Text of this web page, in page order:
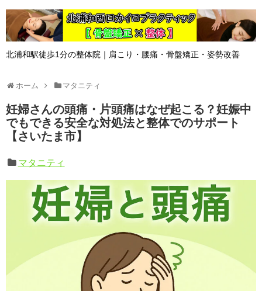
北浦和駅徒歩1分の整体院｜肩こり・腰痛・骨盤矯正・姿勢改善
ホーム マタニティ
妊婦さんの頭痛・片頭痛はなぜ起こる？妊娠中
でもできる安全な対処法と整体でのサポート
【さいたま市】
マタニティ